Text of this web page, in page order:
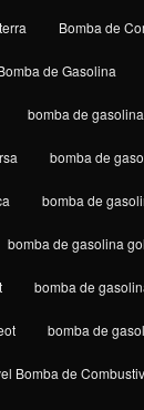
Bomba de
de Gasolina
bomba de
bomba de
bomba de
bomba de gasolina gol
bomba de
bomba de
Bomba de